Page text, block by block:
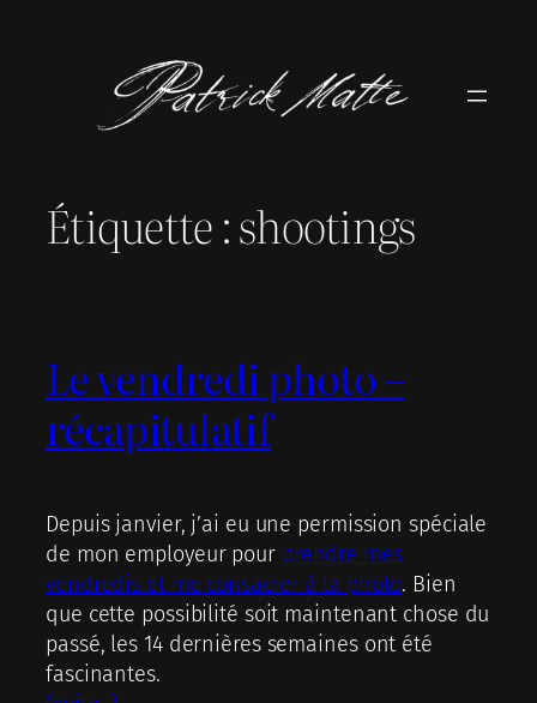
Étiquette :shootings
Le vendredi photo –
récapitulatif
Depuis janvier, j’ai eu une permission spéciale
de mon employeur pour prendre mes
vendredis et me consacrer à la photo. Bien
que cette possibilité soit maintenant chose du
passé, les 14 dernières semaines ont été
fascinantes.